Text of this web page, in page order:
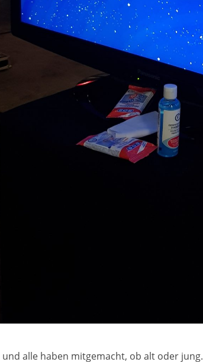
alle haben mitgemacht, ob alt oder jung.